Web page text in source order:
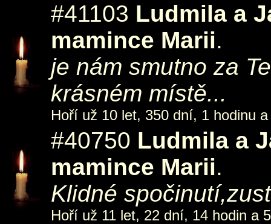
#41103 Ludmila a
mamince Marii.
je nám smutno za
krásném místě...
Hoří už 10 let, 350 dní, 1 hodinu
#40750 Ludmila a
mamince Marii.
Klidné
Hoří už 11 let, 22 dní, 14 hodin a